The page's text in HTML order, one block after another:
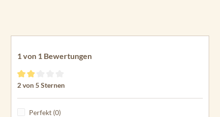
1 von 1 Bewertungen
Durchschnittliche Bewertung von 2 von 5 Sternen
2 von 5 Sternen
Perfekt (0)